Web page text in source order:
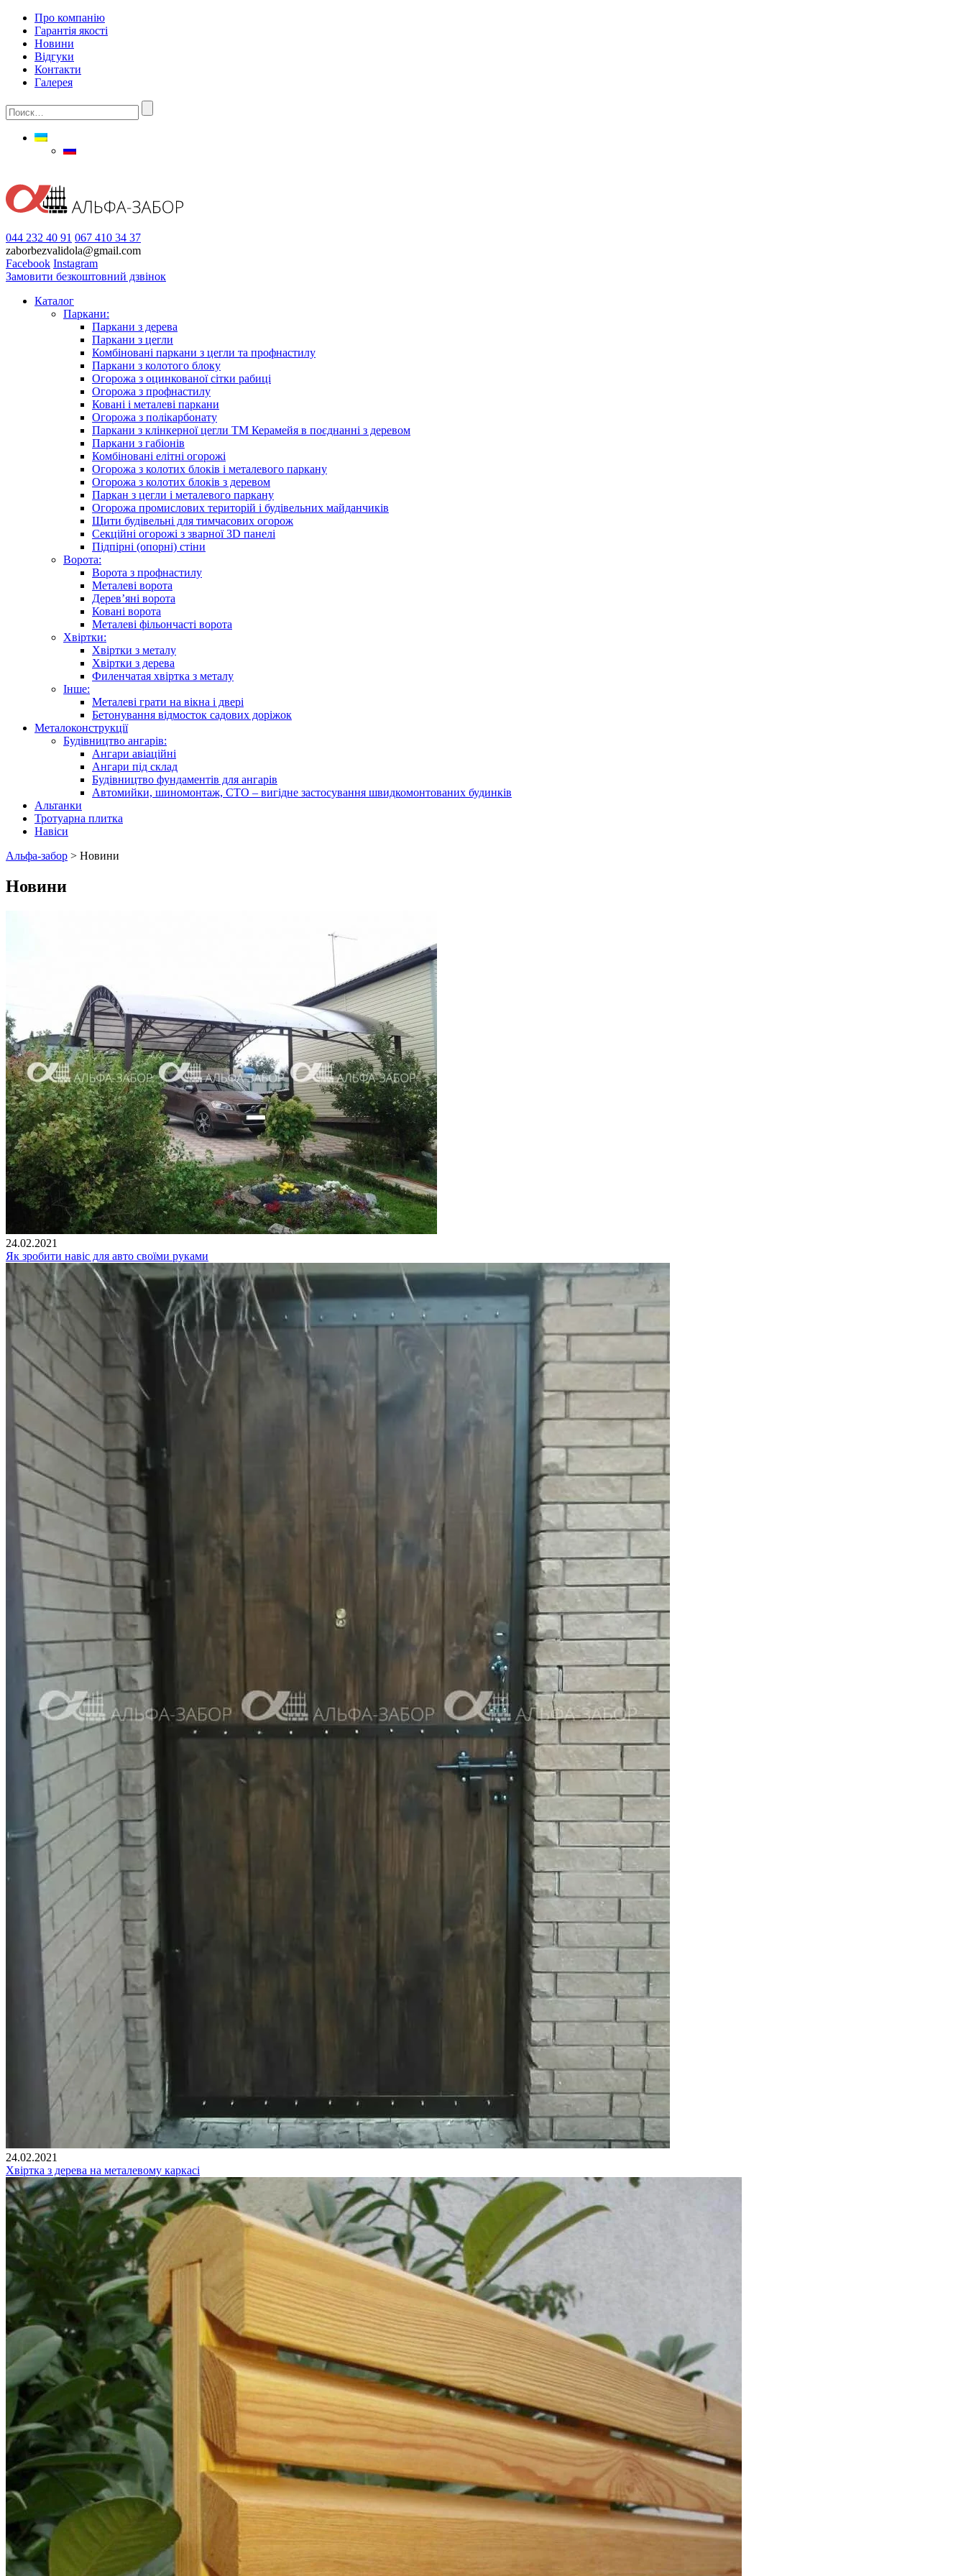
Про компанію
Гарантія якості
Новини
Відгуки
Контакти
Галерея
044 232 40 91 067 410 34 37
zaborbezvalidola@gmail.com
Facebook Instagram
Замовити безкоштовний дзвінок
Каталог
Паркани:
Паркани з дерева
Паркани з цегли
Комбіновані паркани з цегли та профнастилу
Паркани з колотого блоку
Огорожа з оцинкованої сітки рабиці
Огорожа з профнастилу
Ковані і металеві паркани
Огорожа з полікарбонату
Паркани з клінкерної цегли ТМ Керамейя в поєднанні з деревом
Паркани з габіонів
Комбіновані елітні огорожі
Огорожа з колотих блоків і металевого паркану
Огорожа з колотих блоків з деревом
Паркан з цегли і металевого паркану
Огорожа промислових територій і будівельних майданчиків
Щити будівельні для тимчасових огорож
Секційні огорожі з зварної 3D панелі
Підпірні (опорні) стіни
Ворота:
Ворота з профнастилу
Металеві ворота
Дерев’яні ворота
Ковані ворота
Металеві фільончасті ворота
Хвіртки:
Хвіртки з металу
Хвіртки з дерева
Филенчатая хвіртка з металу
Інше:
Металеві грати на вікна і двері
Бетонування відмосток садових доріжок
Металоконструкції
Будівництво ангарів:
Ангари авіаційні
Ангари під склад
Будівництво фундаментів для ангарів
Автомийки, шиномонтаж, СТО – вигідне застосування швидкомонтованих будинків
Альтанки
Тротуарна плитка
Навіси
Альфа-забор > Новини
Новини
24.02.2021
Як зробити навіс для авто своїми руками
24.02.2021
Хвіртка з дерева на металевому каркасі